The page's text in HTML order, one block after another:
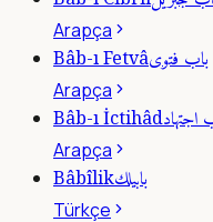
Arapça
Bâb-ı Fetvâباب فتوى
Arapça
Bâb-ı İctihâdاجتهاد
Arapça
Bâbîlikبابيلك
Türkçe